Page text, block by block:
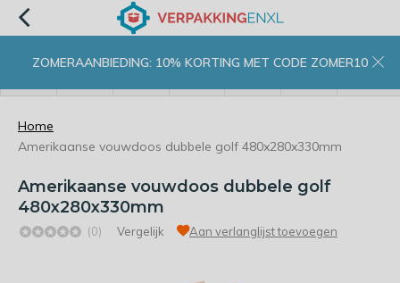
ZOMERAANBIEDING: 10% KORTING MET CODE ZOMER10
Home
Amerikaanse vouwdoos dubbele golf 480x280x330mm
Amerikaanse vouwdoos dubbele golf
480x280x330mm
(0) Vergelijk Aan verlanglijst toevoegen